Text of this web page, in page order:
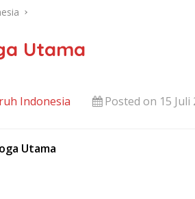
Utama
Indonesia Posted on 15 Juli
Utama